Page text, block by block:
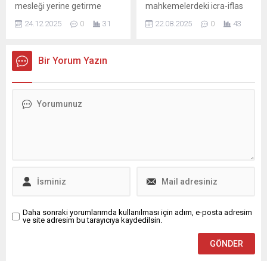
mesleği yerine getirme
şartları arasında yer alan
"yüz kızartıcı suç" ibaresini
24.12.2025 0 31
mahkemelerdeki icra-iflas
dosyalarına rekor artış
olarak yansıdı. Adalet
22.08.2025 0 43
Bir Yorum Yazın
Daha sonraki yorumlarımda kullanılması için adım, e-posta adresim
ve site adresim bu tarayıcıya kaydedilsin.